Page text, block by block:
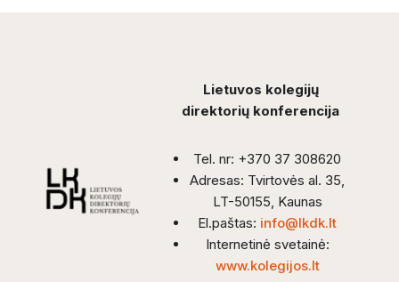
Lietuvos kolegijų
direktorių konferencija
Tel. nr: +370 37 308620
Adresas: Tvirtovės al. 35,
LT-50155, Kaunas
El.paštas: info@lkdk.lt
Internetinė svetainė:
www.kolegijos.lt